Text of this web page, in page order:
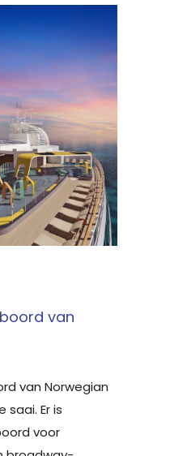
van
van Norwegian
saai. Er is
voor